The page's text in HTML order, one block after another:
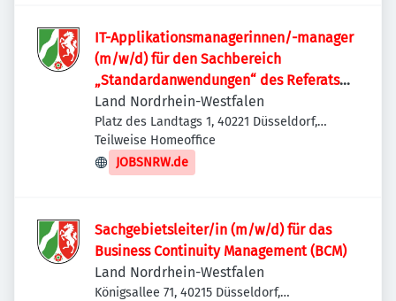
IT-Applikationsmanagerinnen/-manager
(m/w/d) für den Sachbereich
„Standardanwendungen“ des Referats
II.C.3 „IT-Management“
Land Nordrhein-Westfalen
Platz des Landtags 1, 40221 Düsseldorf,
Deutschland
Teilweise Homeoffice
JOBSNRW.de
Sachgebietsleiter/in (m/w/d) für das
Business Continuity Management (BCM)
Land Nordrhein-Westfalen
Königsallee 71, 40215 Düsseldorf,